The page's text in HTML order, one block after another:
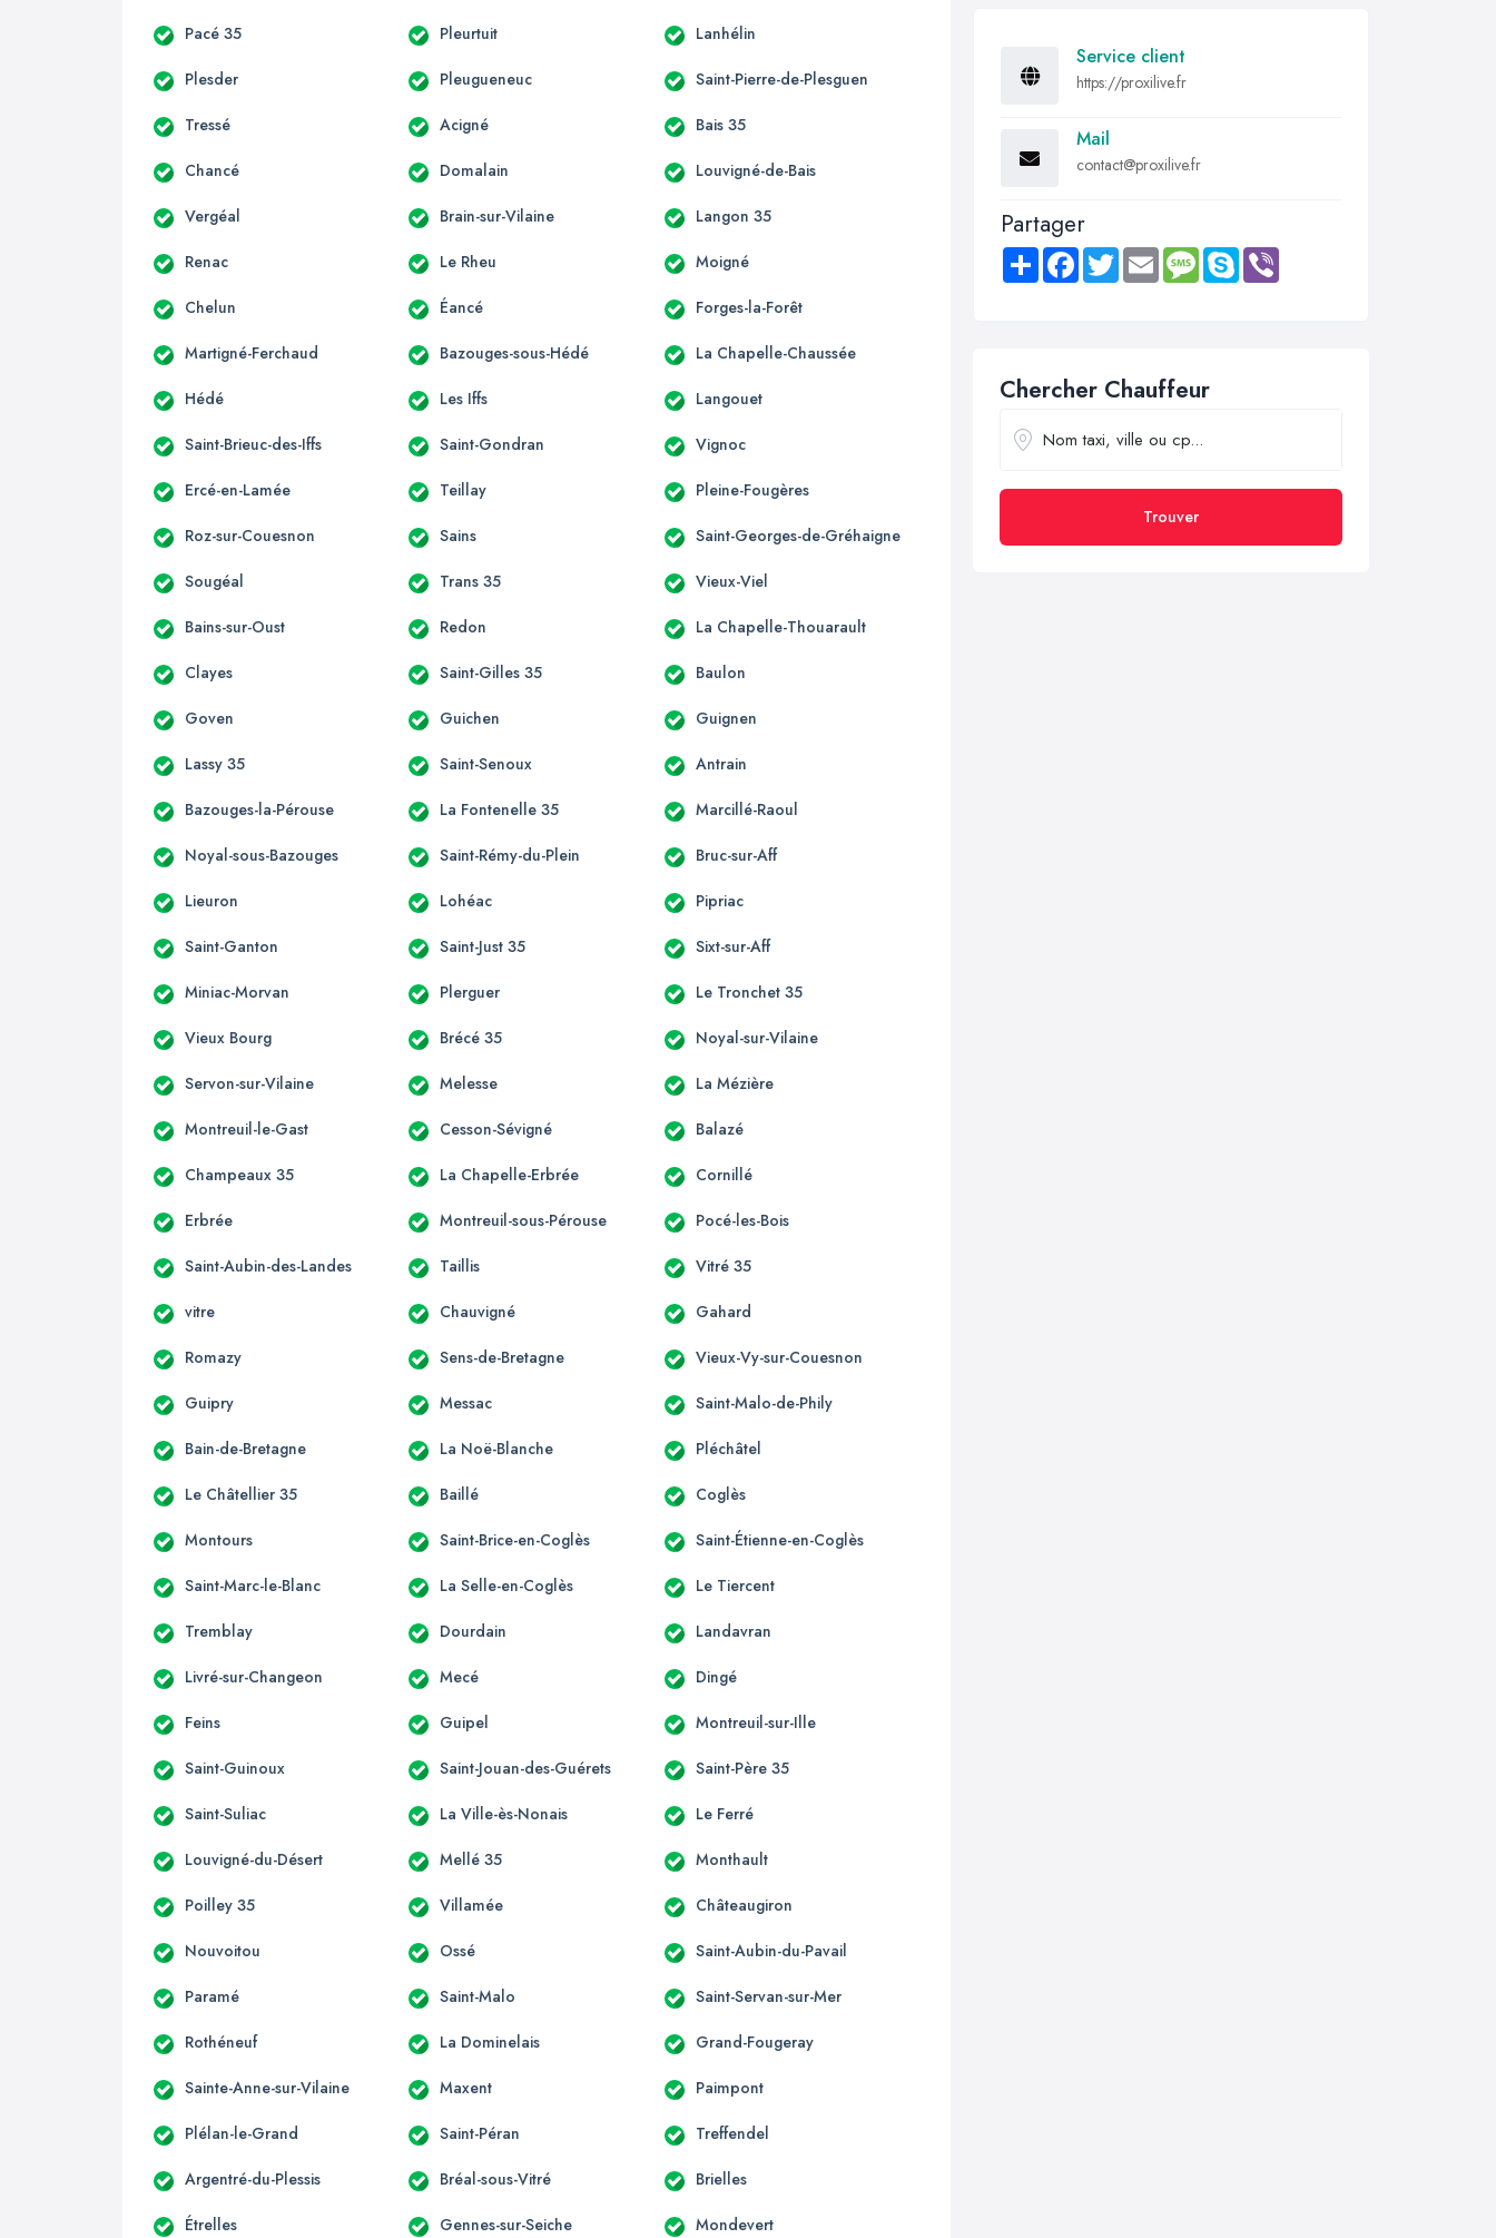
Pacé 35 Pleurtuit Lanhélin
Plesder Pleugueneuc Saint-Pierre-de-Plesguen
Tressé Acigné Bais 35
Chancé Domalain Louvigné-de-Bais
Vergéal Brain-sur-Vilaine Langon 35
Renac Le Rheu Moigné
Chelun Éancé Forges-la-Forêt
Martigné-Ferchaud Bazouges-sous-Hédé La Chapelle-Chaussée
Hédé Les Iffs Langouet
Saint-Brieuc-des-Iffs Saint-Gondran Vignoc
Ercé-en-Lamée Teillay Pleine-Fougères
Roz-sur-Couesnon Sains Saint-Georges-de-Gréhaigne
Sougéal Trans 35 Vieux-Viel
Bains-sur-Oust Redon La Chapelle-Thouarault
Clayes Saint-Gilles 35 Baulon
Goven Guichen Guignen
Lassy 35 Saint-Senoux Antrain
Bazouges-la-Pérouse La Fontenelle 35 Marcillé-Raoul
Noyal-sous-Bazouges Saint-Rémy-du-Plein Bruc-sur-Aff
Lieuron Lohéac Pipriac
Saint-Ganton Saint-Just 35 Sixt-sur-Aff
Miniac-Morvan Plerguer Le Tronchet 35
Vieux Bourg Brécé 35 Noyal-sur-Vilaine
Servon-sur-Vilaine Melesse La Mézière
Montreuil-le-Gast Cesson-Sévigné Balazé
Champeaux 35 La Chapelle-Erbrée Cornillé
Erbrée Montreuil-sous-Pérouse Pocé-les-Bois
Saint-Aubin-des-Landes Taillis Vitré 35
vitre Chauvigné Gahard
Romazy Sens-de-Bretagne Vieux-Vy-sur-Couesnon
Guipry Messac Saint-Malo-de-Phily
Bain-de-Bretagne La Noë-Blanche Pléchâtel
Le Châtellier 35 Baillé Coglès
Montours Saint-Brice-en-Coglès Saint-Étienne-en-Coglès
Saint-Marc-le-Blanc La Selle-en-Coglès Le Tiercent
Tremblay Dourdain Landavran
Livré-sur-Changeon Mecé Dingé
Feins Guipel Montreuil-sur-Ille
Saint-Guinoux Saint-Jouan-des-Guérets Saint-Père 35
Saint-Suliac La Ville-ès-Nonais Le Ferré
Louvigné-du-Désert Mellé 35 Monthault
Poilley 35 Villamée Châteaugiron
Nouvoitou Ossé Saint-Aubin-du-Pavail
Paramé Saint-Malo Saint-Servan-sur-Mer
Rothéneuf La Dominelais Grand-Fougeray
Sainte-Anne-sur-Vilaine Maxent Paimpont
Plélan-le-Grand Saint-Péran Treffendel
Argentré-du-Plessis Bréal-sous-Vitré Brielles
Étrelles Gennes-sur-Seiche Mondevert
Service client
https://proxilive.fr
Mail
contact@proxilive.fr
Partager
Share FacebookTwitter Email MessageSkype
Chercher Chauffeur
Trouver